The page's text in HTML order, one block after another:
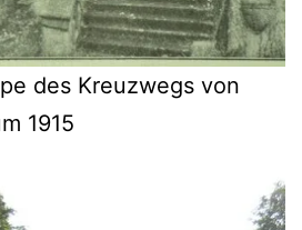
des Kreuzwegs von
1915